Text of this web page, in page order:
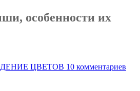
особенности их
ЦВЕТОВ 10 комментариев